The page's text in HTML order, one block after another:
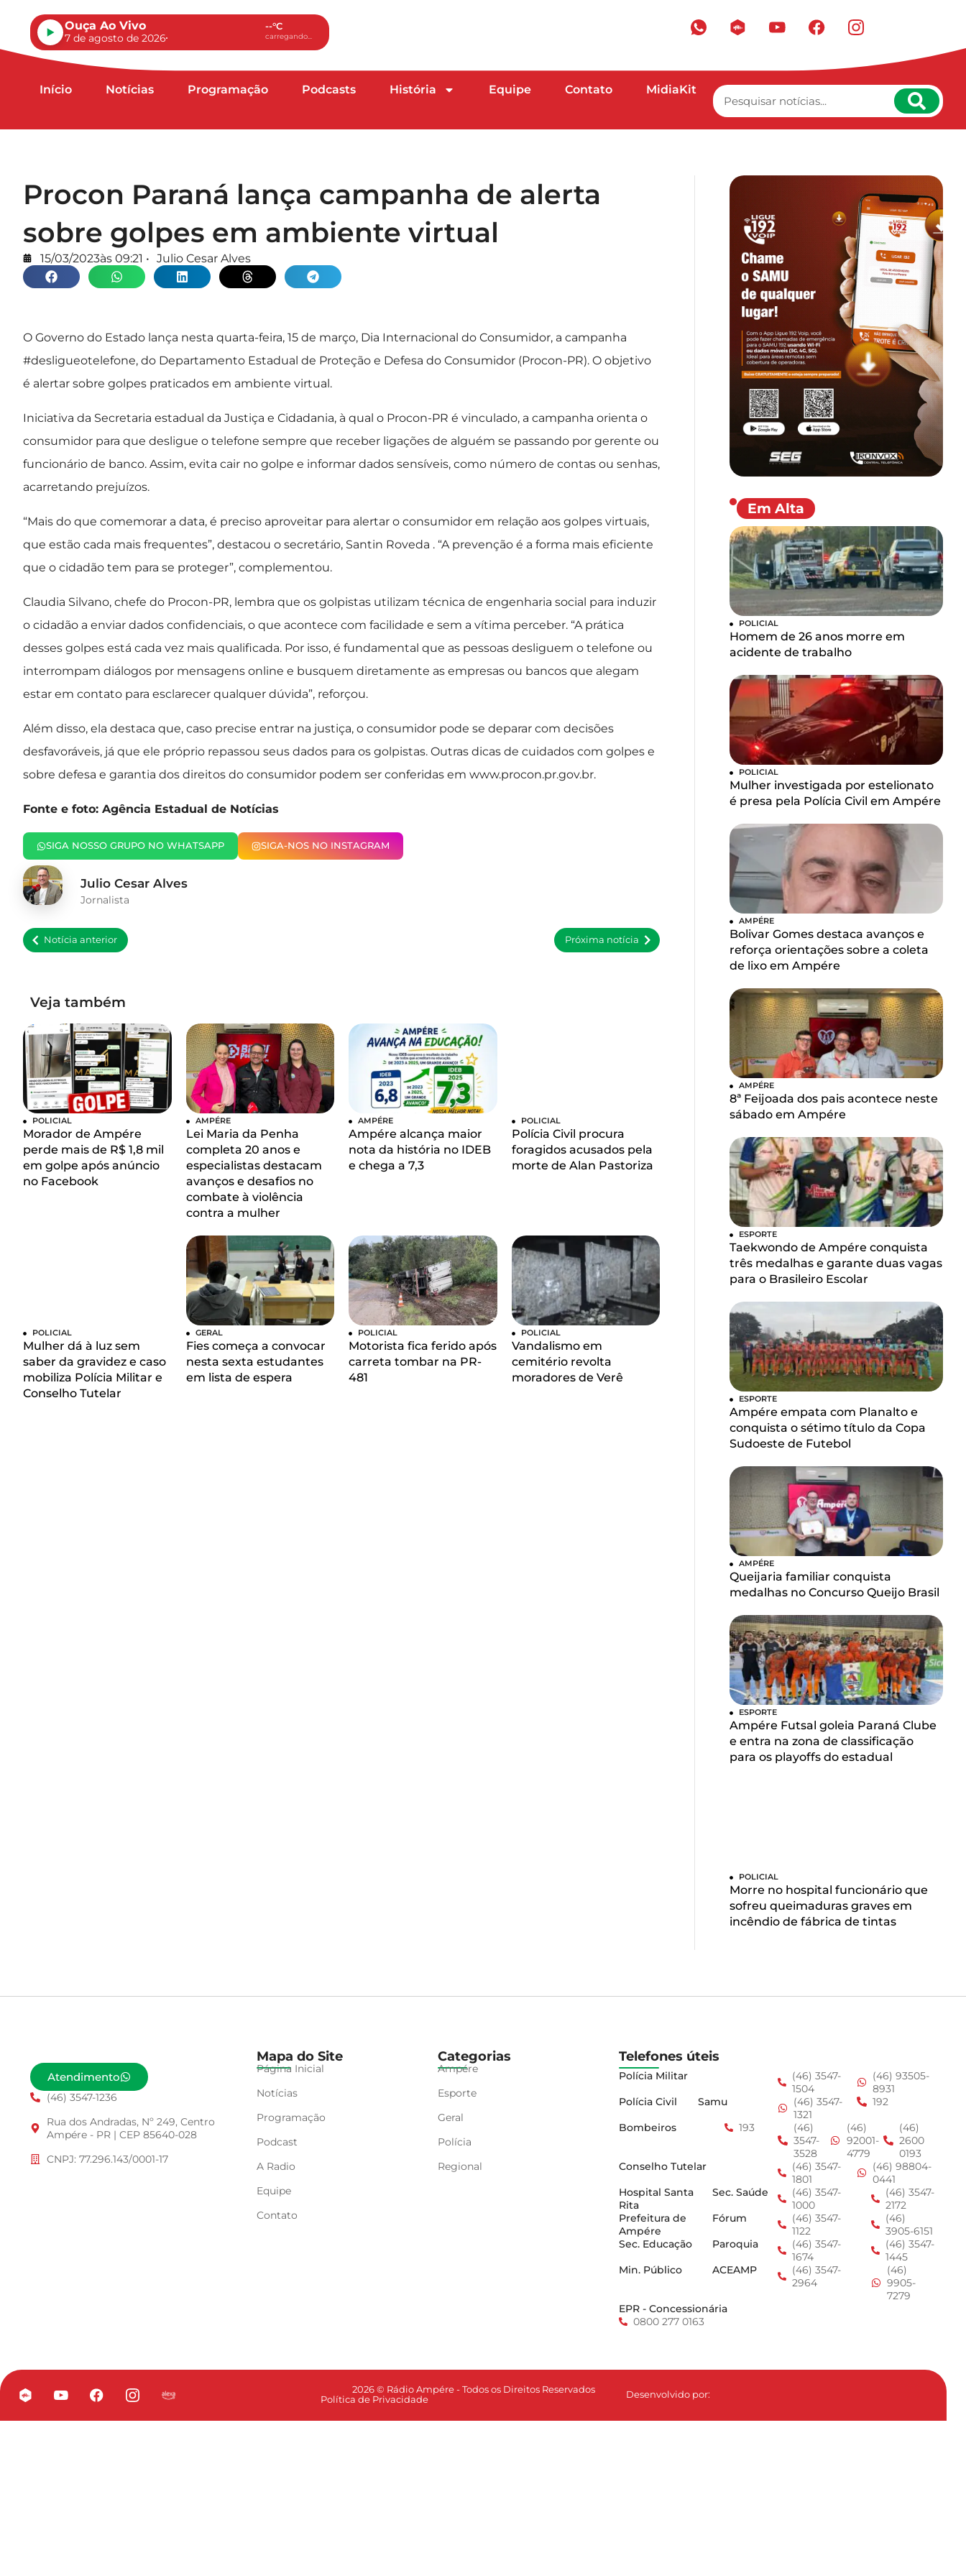
Ouça Ao Vivo
7 de agosto de 2026
--°C
carregando...
Início Notícias Programação Podcasts História Equipe Contato MidiaKit
Procon Paraná lança campanha de alerta
sobre golpes em ambiente virtual
15/03/2023às 09:21 • Julio Cesar Alves
O Governo do Estado lança nesta quarta-feira, 15 de março, Dia Internacional do Consumidor, a campanha
#desligueotelefone, do Departamento Estadual de Proteção e Defesa do Consumidor (Procon-PR). O objetivo
é alertar sobre golpes praticados em ambiente virtual.
Iniciativa da Secretaria estadual da Justiça e Cidadania, à qual o Procon-PR é vinculado, a campanha orienta o
consumidor para que desligue o telefone sempre que receber ligações de alguém se passando por gerente ou
funcionário de banco. Assim, evita cair no golpe e informar dados sensíveis, como número de contas ou senhas,
acarretando prejuízos.
“Mais do que comemorar a data, é preciso aproveitar para alertar o consumidor em relação aos golpes virtuais,
que estão cada mais frequentes”, destacou o secretário, Santin Roveda . “A prevenção é a forma mais eficiente
que o cidadão tem para se proteger”, complementou.
Claudia Silvano, chefe do Procon-PR, lembra que os golpistas utilizam técnica de engenharia social para induzir
o cidadão a enviar dados confidenciais, o que acontece com facilidade e sem a vítima perceber. “A prática
desses golpes está cada vez mais qualificada. Por isso, é fundamental que as pessoas desliguem o telefone ou
interrompam diálogos por mensagens online e busquem diretamente as empresas ou bancos que alegam
estar em contato para esclarecer qualquer dúvida”, reforçou.
Além disso, ela destaca que, caso precise entrar na justiça, o consumidor pode se deparar com decisões
desfavoráveis, já que ele próprio repassou seus dados para os golpistas. Outras dicas de cuidados com golpes e
sobre defesa e garantia dos direitos do consumidor podem ser conferidas em www.procon.pr.gov.br.
Fonte e foto: Agência Estadual de Notícias
SIGA NOSSO GRUPO NO WHATSAPP SIGA-NOS NO INSTAGRAM
Julio Cesar Alves
Jornalista
Notícia anterior Próxima notícia
Veja também
POLICIAL
Morador de Ampére
perde mais de R$ 1,8 mil
em golpe após anúncio
no Facebook
AMPÉRE
Lei Maria da Penha
completa 20 anos e
especialistas destacam
avanços e desafios no
combate à violência
contra a mulher
AMPÉRE
Ampére alcança maior
nota da história no IDEB
e chega a 7,3
POLICIAL
Polícia Civil procura
foragidos acusados pela
morte de Alan Pastoriza
POLICIAL
Mulher dá à luz sem
saber da gravidez e caso
mobiliza Polícia Militar e
Conselho Tutelar
GERAL
Fies começa a convocar
nesta sexta estudantes
em lista de espera
POLICIAL
Motorista fica ferido após
carreta tombar na PR-
481
POLICIAL
Vandalismo em
cemitério revolta
moradores de Verê
Em Alta
POLICIAL
Homem de 26 anos morre em
acidente de trabalho
POLICIAL
Mulher investigada por estelionato
é presa pela Polícia Civil em Ampére
AMPÉRE
Bolivar Gomes destaca avanços e
reforça orientações sobre a coleta
de lixo em Ampére
AMPÉRE
8ª Feijoada dos pais acontece neste
sábado em Ampére
ESPORTE
Taekwondo de Ampére conquista
três medalhas e garante duas vagas
para o Brasileiro Escolar
ESPORTE
Ampére empata com Planalto e
conquista o sétimo título da Copa
Sudoeste de Futebol
AMPÉRE
Queijaria familiar conquista
medalhas no Concurso Queijo Brasil
ESPORTE
Ampére Futsal goleia Paraná Clube
e entra na zona de classificação
para os playoffs do estadual
POLICIAL
Morre no hospital funcionário que
sofreu queimaduras graves em
incêndio de fábrica de tintas
Atendimento
(46) 3547-1236
Rua dos Andradas, Nº 249, Centro
Ampére - PR | CEP 85640-028
CNPJ: 77.296.143/0001-17
Mapa do Site
Página Inicial
Notícias
Programação
Podcast
A Radio
Equipe
Contato
Categorias
Ampére
Esporte
Geral
Polícia
Regional
Telefones úteis
Polícia Militar
(46) 3547-
1504
(46) 93505-
8931
Polícia Civil
Samu
(46) 3547-
1321
192
Bombeiros
193
(46)
3547-
3528
(46)
92001-
4779
(46)
2600
0193
Conselho Tutelar
(46) 3547-
1801
(46) 98804-
0441
Hospital Santa
Rita
Sec. Saúde
(46) 3547-
1000
(46) 3547-
2172
Prefeitura de
Ampére
Fórum
(46) 3547-
1122
(46)
3905-6151
Sec. Educação
Paroquia
(46) 3547-
1674
(46) 3547-
1445
Min. Público
ACEAMP
(46) 3547-
2964
(46)
9905-
7279
EPR - Concessionária
0800 277 0163
2026 © Rádio Ampére - Todos os Direitos Reservados
Política de Privacidade
Desenvolvido por: